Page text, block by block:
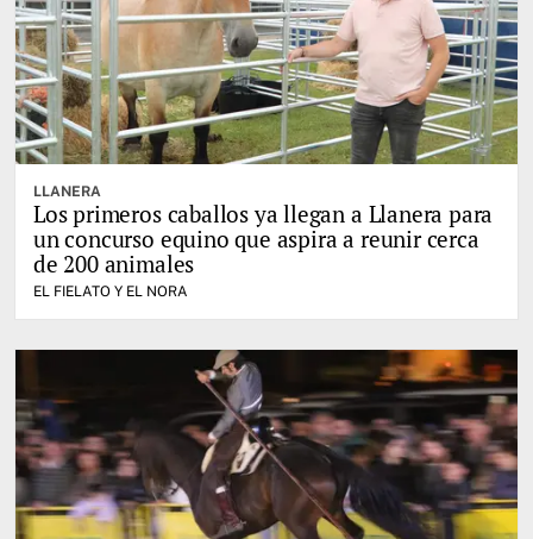
LLANERA
Los primeros caballos ya llegan a Llanera para
un concurso equino que aspira a reunir cerca
de 200 animales
EL FIELATO Y EL NORA